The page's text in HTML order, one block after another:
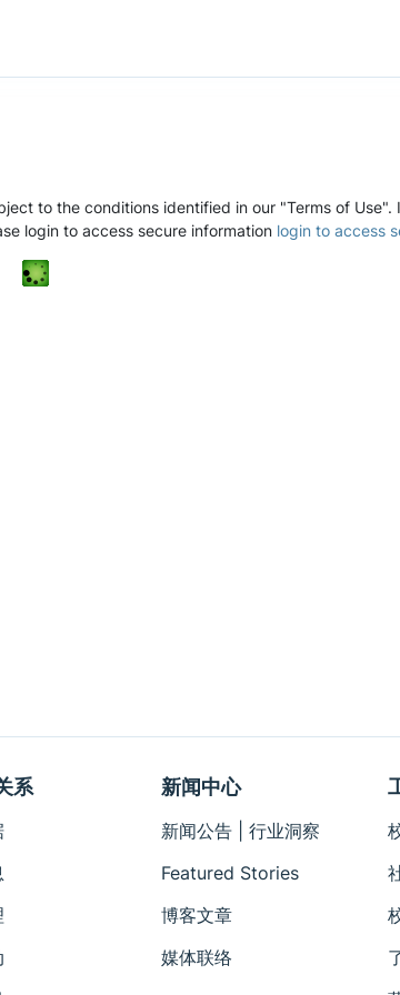
to the conditions identified in our "Terms of Use".
login to access secure information login to access
系 新闻中心
新闻公告 | 行业洞察
Featured Stories
博客文章
媒体联络